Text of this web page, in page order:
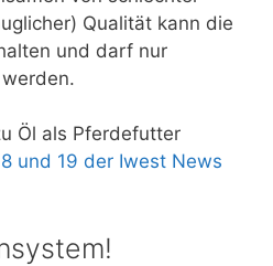
Qualität kann die
und darf nur
Öl als Pferdefutter
und 19 der Iwest News